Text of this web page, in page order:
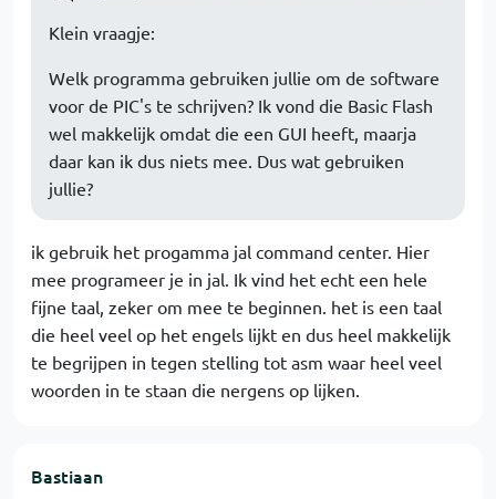
Klein vraagje:
Welk programma gebruiken jullie om de software
voor de PIC's te schrijven? Ik vond die Basic Flash
wel makkelijk omdat die een GUI heeft, maarja
daar kan ik dus niets mee. Dus wat gebruiken
jullie?
ik gebruik het progamma jal command center. Hier
mee programeer je in jal. Ik vind het echt een hele
fijne taal, zeker om mee te beginnen. het is een taal
die heel veel op het engels lijkt en dus heel makkelijk
te begrijpen in tegen stelling tot asm waar heel veel
woorden in te staan die nergens op lijken.
Bastiaan